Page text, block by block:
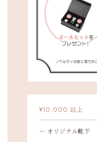
¥10,000 以上
— オリジナル靴下